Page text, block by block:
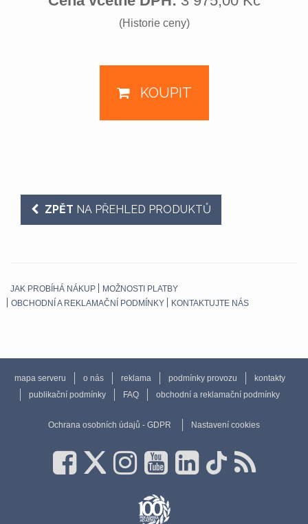
(Historie ceny)
KOUPIT
ZPĚT NA PŘEHLED PRODUKTŮ
JAK PROBÍHÁ NÁKUP
MOŽNOSTI PLATBY
OBCHODNÍ A REKLAMAČNÍ PODMÍNKY
KONTAKTUJTE NÁS
mapa serveru o nás reklama podmínky provozu
kontakty
publikační podmínky
FAQ obchodní a reklamační podmínky
Ochrana osobních údajů - GDPR Nastavení cookies